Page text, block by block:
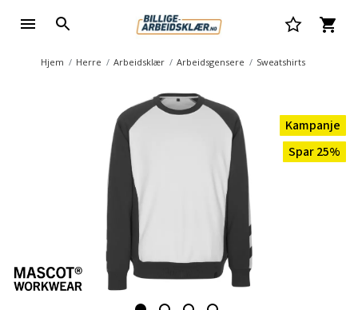
Hjem Herre Arbeidsklær Arbeidsgensere Sweatshirts
Kampanje
Spar 25%